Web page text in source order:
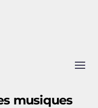
musiques